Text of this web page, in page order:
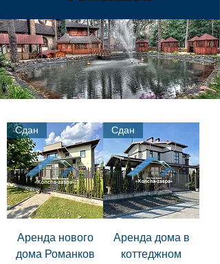
Сдан
Аренда нового
дома Романков
Сдан
Аренда дома в
коттеджном